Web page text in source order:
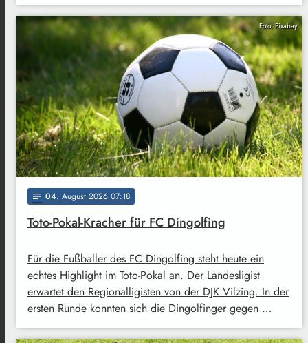
Foto: Pixabay
notes 04. August 2026 07:18
Toto-Pokal-Kracher für FC Dingolfing
Für die Fußballer des FC Dingolfing steht heute ein
echtes Highlight im Toto-Pokal an. Der Landesligist
erwartet den Regionalligisten von der DJK Vilzing. In der
ersten Runde konnten sich die Dingolfinger gegen …